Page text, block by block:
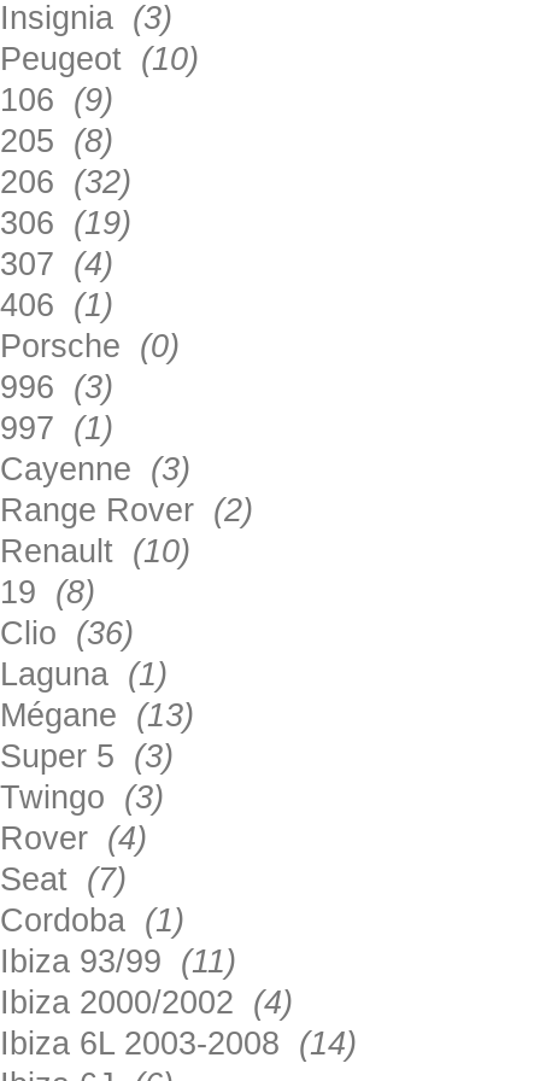
Insignia (3)
Peugeot (10)
106 (9)
205 (8)
206 (32)
306 (19)
307 (4)
406 (1)
Porsche (0)
996 (3)
997 (1)
Cayenne (3)
Range Rover (2)
Renault (10)
19 (8)
Clio (36)
Laguna (1)
Mégane (13)
Super 5 (3)
Twingo (3)
Rover (4)
Seat (7)
Cordoba (1)
Ibiza 93/99 (11)
Ibiza 2000/2002 (4)
Ibiza 6L 2003-2008 (14)